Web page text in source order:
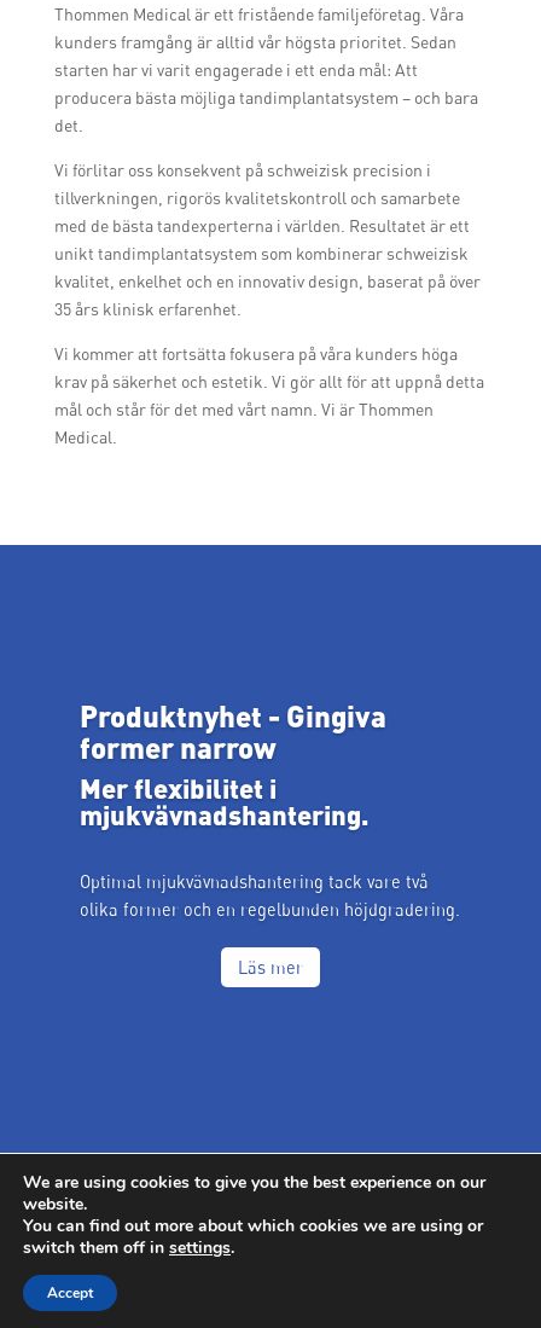
Thommen Medical är ett fristående familjeföretag. Våra
kunders framgång är alltid vår högsta prioritet. Sedan
starten har vi varit engagerade i ett enda mål: Att
producera bästa möjliga tandimplantatsystem – och bara
det.
Vi förlitar oss konsekvent på schweizisk precision i
tillverkningen, rigorös kvalitetskontroll och samarbete
med de bästa tandexperterna i världen. Resultatet är ett
unikt tandimplantatsystem som kombinerar schweizisk
kvalitet, enkelhet och en innovativ design, baserat på över
35 års klinisk erfarenhet.
Vi kommer att fortsätta fokusera på våra kunders höga
krav på säkerhet och estetik. Vi gör allt för att uppnå detta
mål och står för det med vårt namn. Vi är Thommen
Medical.
Produktnyhet - Gingiva
former narrow
Mer flexibilitet i
mjukvävnadshantering.
Optimal mjukvävnadshantering tack vare två
olika former och en regelbunden höjdgradering.
Läs mer
Thommen Medical | Driven by science, not trends.
We are using cookies to give you the best experience on our
website.
You can find out more about which cookies we are using or
switch them off in settings.
Accept